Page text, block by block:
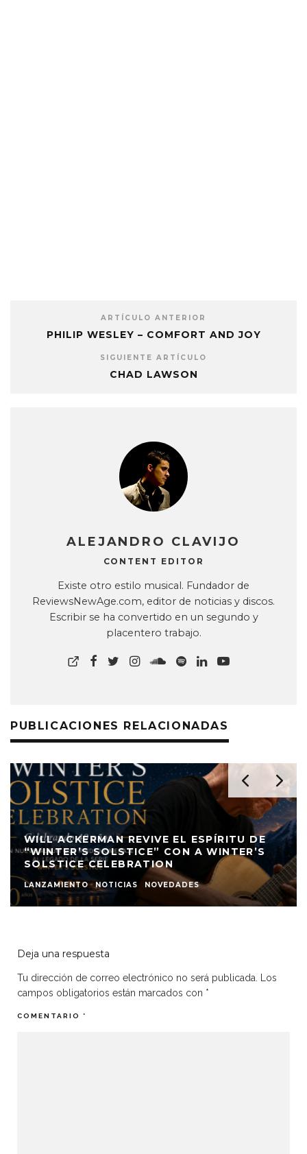
ARTÍCULO ANTERIOR
PHILIP WESLEY – COMFORT AND JOY
SIGUIENTE ARTÍCULO
CHAD LAWSON
ALEJANDRO CLAVIJO
CONTENT EDITOR
Existe otro estilo musical. Fundador de
ReviewsNewAge.com, editor de noticias y discos.
Escribir se ha convertido en un segundo y
placentero trabajo.
PUBLICACIONES RELACIONADAS
WILL ACKERMAN REVIVE EL ESPÍRITU DE
“WINTER’S SOLSTICE” CON A WINTER’S
SOLSTICE CELEBRATION
LANZAMIENTO NOTICIAS NOVEDADES
Deja una respuesta
Tu dirección de correo electrónico no será publicada.
Los
campos obligatorios están marcados con *
COMENTARIO *